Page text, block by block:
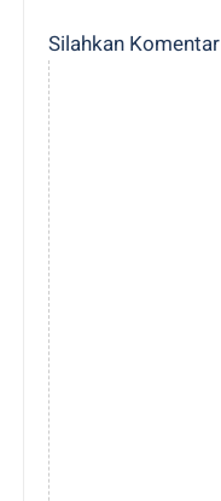
Silahkan Komentar